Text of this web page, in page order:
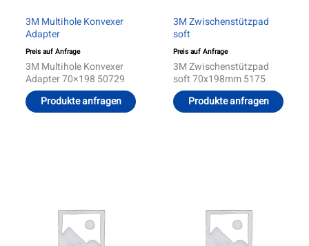
3M Multihole Konvexer
Adapter
Preis auf Anfrage
3M Multihole Konvexer
Adapter 70×198 50729
Produkte anfragen
3M Zwischenstützpad
soft
Preis auf Anfrage
3M Zwischenstützpad
soft 70x198mm 5175
Produkte anfragen